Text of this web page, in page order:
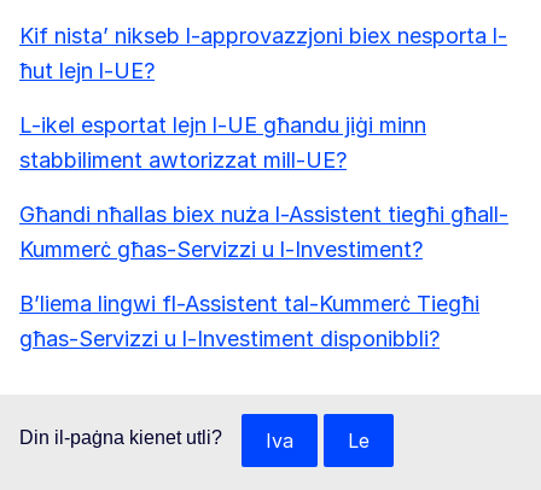
Kif nista’ nikseb l-approvazzjoni biex nesporta l-
ħut lejn l-UE?
L-ikel esportat lejn l-UE għandu jiġi minn
stabbiliment awtorizzat mill-UE?
Għandi nħallas biex nuża l-Assistent tiegħi għall-
Kummerċ għas-Servizzi u l-Investiment?
B’liema lingwi fl-Assistent tal-Kummerċ Tiegħi
għas-Servizzi u l-Investiment disponibbli?
Din il-paġna kienet utli? Iva Le